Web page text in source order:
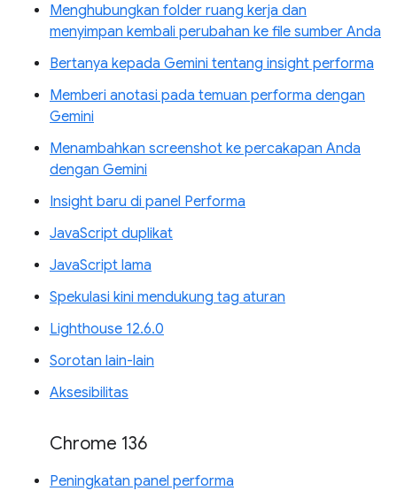
Menghubungkan folder ruang kerja dan
menyimpan kembali perubahan ke file sumber Anda
Bertanya kepada Gemini tentang insight performa
Memberi anotasi pada temuan performa dengan
Gemini
Menambahkan screenshot ke percakapan Anda
dengan Gemini
Insight baru di panel Performa
JavaScript duplikat
JavaScript lama
Spekulasi kini mendukung tag aturan
Lighthouse 12.6.0
Sorotan lain-lain
Aksesibilitas
Chrome 136
Peningkatan panel performa